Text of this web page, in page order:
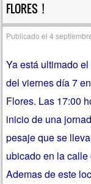
FLORES !
Publicado el4
Ya está ultimado
del viernes día 7
Flores. Las 17:00
inicio de una
pesaje que se
ubicado en la
Ademas de este